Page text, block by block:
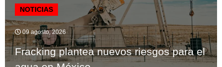
NOTICIAS
09 agosto, 2026
Fracking plantea nuevos riesgos para el